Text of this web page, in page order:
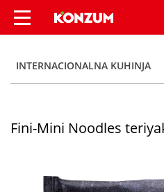
Fini-Mini
INTERNACIONALNA KUHINJA
Fini-Mini Noodles